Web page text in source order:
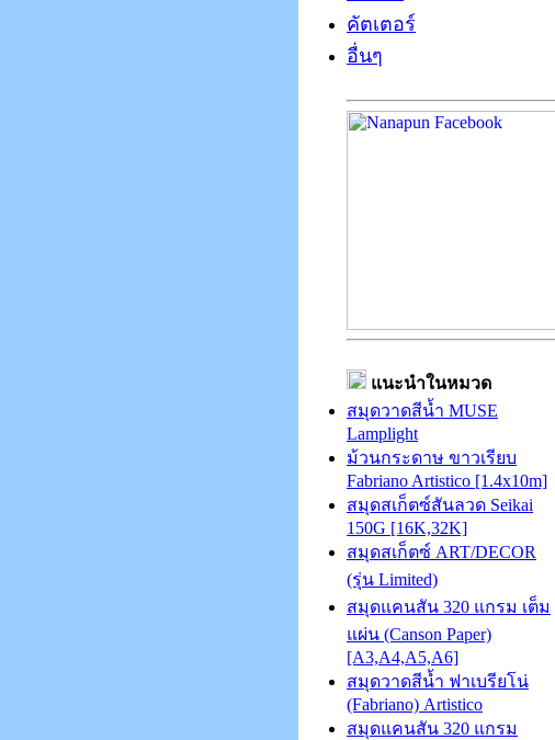
คัตเตอร์
อื่นๆ
แนะนำในหมวด
สมุดวาดสีน้ำ MUSE
Lamplight
ม้วนกระดาษ ขาวเรียบ
Fabriano Artistico [1.4x10m]
สมุดสเก็ตซ์สันลวด Seikai
150G [16K,32K]
สมุดสเก็ตซ์ ART/DECOR
(รุ่น Limited)
สมุดแคนสัน 320 แกรม เต็ม
แผ่น (Canson Paper)
[A3,A4,A5,A6]
สมุดวาดสีน้ำ ฟาเบรียโน่
(Fabriano) Artistico
สมุดแคนสัน 320 แกรม